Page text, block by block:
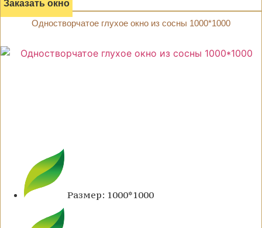
Заказать окно
Одностворчатое глухое окно из сосны 1000*1000
Размер: 1000*1000